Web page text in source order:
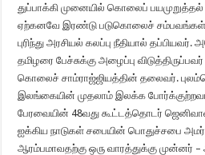
துப்பாக்கி முனையில் கொலைப்
ஏற்கனவே இரண்டு படுகொலைச் சம்பவங்கள்
புரிந்து அரசியல் கலப்பு நீதியால் தப்பியவர்.
தமிழரை பேச்சுக்கு அழைப்பு
கொலைச் சாம்ராஜ்ஜியத்தின் தலைவர்.
இலங்கையின் முதலாம் இலக்க
பேரவையின் 48வது கூட்டத்தொடர்
ஐக்கிய நாடுகள் சபையின் பொதுச்சபை
ஆரம்பமாவதற்கு ஒரு வாரத்துக்கு முன்னர் –